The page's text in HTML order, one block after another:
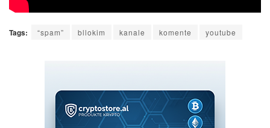
Tags: “spam” bllokim kanale komente youtube